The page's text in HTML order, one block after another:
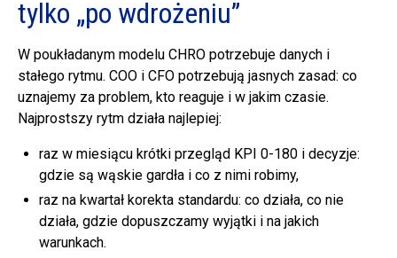
tylko „po wdrożeniu”
W poukładanym modelu CHRO potrzebuje danych i
stałego rytmu. COO i CFO potrzebują jasnych zasad: co
uznajemy za problem, kto reaguje i w jakim czasie.
Najprostszy rytm działa najlepiej:
raz w miesiącu krótki przegląd KPI 0-180 i decyzje:
gdzie są wąskie gardła i co z nimi robimy,
raz na kwartał korekta standardu: co działa, co nie
działa, gdzie dopuszczamy wyjątki i na jakich
warunkach.